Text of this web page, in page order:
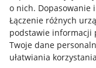
o nich. Dopasowanie
Łączenie różnych
podstawie informacji
Twoje dane
ułatwiania
Ustawienia plików
Udostępnianie
Informacje dla Aktu o